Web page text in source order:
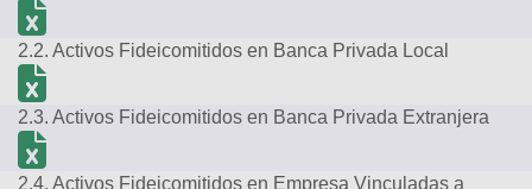
2.2. Activos Fideicomitidos en Banca Privada Local
2.3. Activos Fideicomitidos en Banca Privada Extranjera
2.4. Activos Fideicomitidos en Empresa Vinculadas a